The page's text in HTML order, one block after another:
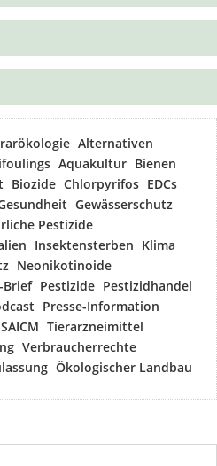
Alternativen
Aquakultur Bienen
Biozide Chlorpyrifos EDCs
Gewässerschutz
Pestizide
Insektensterben Klima
Neonikotinoide
Brief Pestizide Pestizidhandel
Presse-Information
SAICM Tierarzneimittel
Verbraucherrechte
Ökologischer Landbau